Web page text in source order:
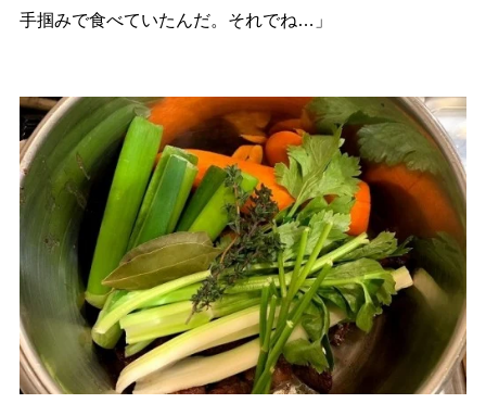
手掴みで食べていたんだ。それでね…」